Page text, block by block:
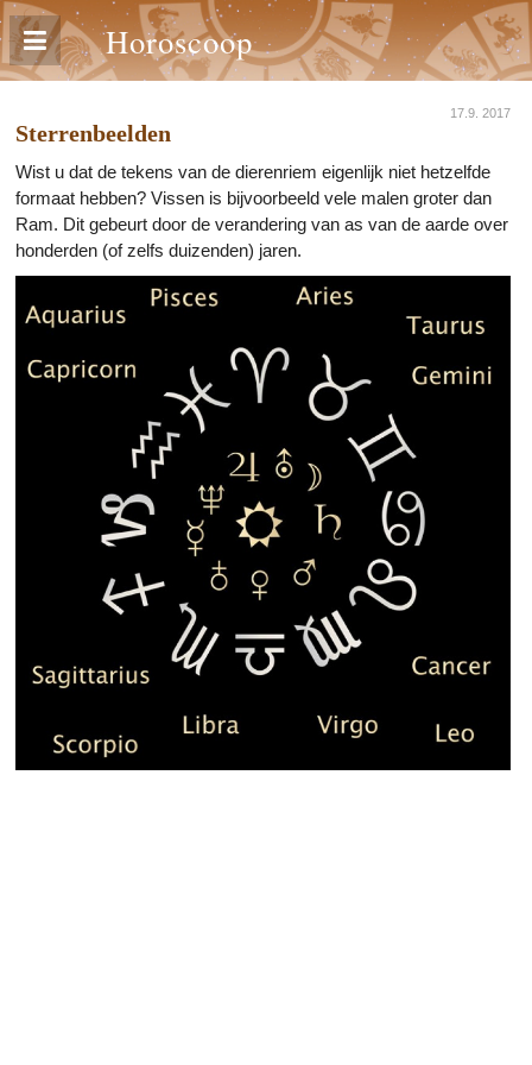
Horoscoop
17.9. 2017
Sterrenbeelden
Wist u dat de tekens van de dierenriem eigenlijk niet hetzelfde
formaat hebben? Vissen is bijvoorbeeld vele malen groter dan
Ram. Dit gebeurt door de verandering van as van de aarde over
honderden (of zelfs duizenden) jaren.